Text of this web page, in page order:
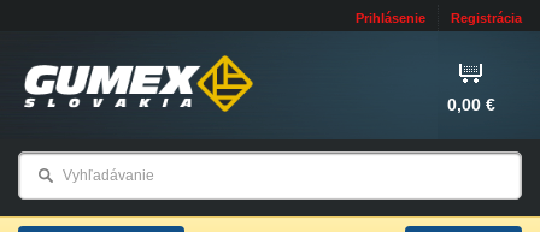
Prihlásenie Registrácia
0,00 €